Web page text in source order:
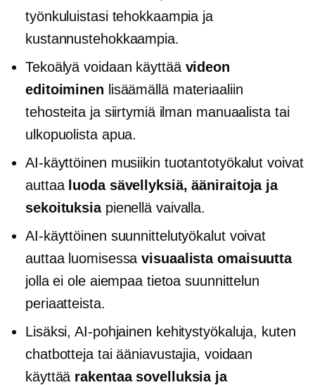
työnkuluistasi tehokkaampia ja
kustannustehokkaampia.
Tekoälyä voidaan käyttää videon
editoiminen lisäämällä materiaaliin
tehosteita ja siirtymiä ilman manuaalista tai
ulkopuolista apua.
AI-käyttöinen musiikin tuotantotyökalut voivat
auttaa luoda sävellyksiä, ääniraitoja ja
sekoituksiapienellä vaivalla.
AI-käyttöinen suunnittelutyökalut voivat
auttaa luomisessavisuaalista omaisuutta
jolla ei ole aiempaa tietoa suunnittelun
periaatteista.
Lisäksi,AI-pohjainen kehitystyökaluja, kuten
chatbotteja tai ääniavustajia, voidaan
käyttää rakentaa sovelluksia ja